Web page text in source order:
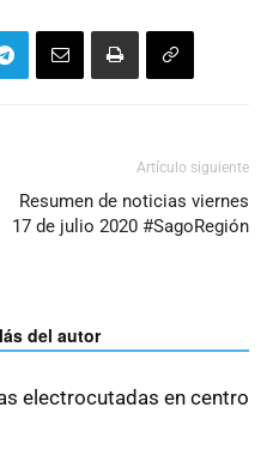
Artículo siguiente
Resumen de noticias viernes
17 de julio 2020 #SagoRegión
del autor
electrocutadas en centro